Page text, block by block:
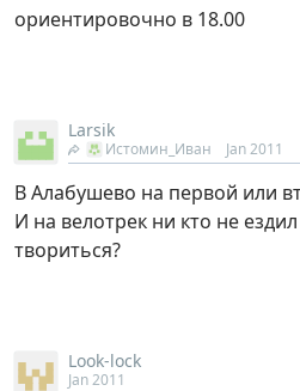
ориентировочно в 18.00
Larsik
Истомин_Иван Jan 2011
В Алабушево на первой или
И на велотрек ни кто не
твориться?
Look-lock
Jan 2011